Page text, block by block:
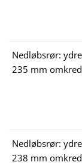
Nedløbsrør:
235 mm
Nedløbsrør:
238 mm